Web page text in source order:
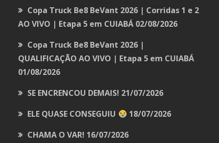
Copa Truck Be8 BeVant 2026 | Corridas 1 e 2
AO VIVO | Etapa 5 em CUIABÁ 02/08/2026
Copa Truck Be8 BeVant 2026 |
QUALIFICAÇÃO AO VIVO | Etapa 5 em CUIABÁ
01/08/2026
SE ENCRENCOU DEMAIS! 21/07/2026
ELE QUASE CONSEGUIU
18/07/2026
CHAMA O VAR! 16/07/2026